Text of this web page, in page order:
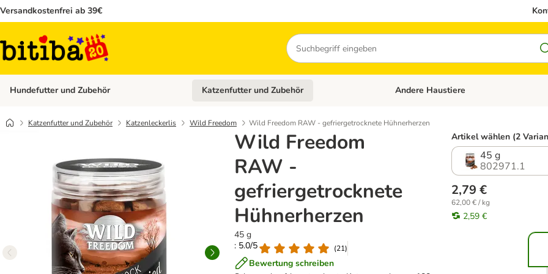
Versandkostenfrei ab 39€
Suchen
Hundefutter und Zubehör Kategorie-Menü öffnen: Hundefutter und Zubehör
Katzenfutter und Zubehör Kategorie-Menü öffnen: Katzenfutter und
Andere Haustiere
Katzenfutter und Zubehör Katzenleckerlis Wild Freedom Wild Freedom RAW - gefriergetrocknete Hühnerherzen
Wild Freedom
RAW -
gefriergetrocknete
Hühnerherzen
45 g
: 5.0/5
(21)
Bewertung schreiben
Artikel wählen (2
45 g
802971.1
2,79 €
62,00 € / kg
2,59 €